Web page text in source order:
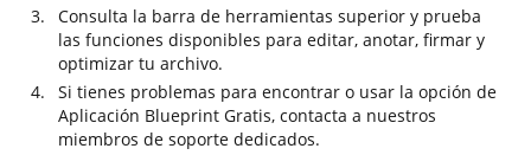
Consulta la barra de herramientas superior y prueba
las funciones disponibles para editar, anotar, firmar y
optimizar tu archivo.
Si tienes problemas para encontrar o usar la opción de
Aplicación Blueprint Gratis, contacta a nuestros
miembros de soporte dedicados.